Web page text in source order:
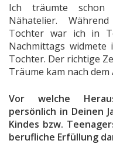
Ich träumte schon
Nähatelier.
Tochter war ich in
Nachmittags
Tochter. Der richtige
Träume kam nach
Vor welche
persönlich in Deinen
Kindes bzw.
berufliche Erfüllung